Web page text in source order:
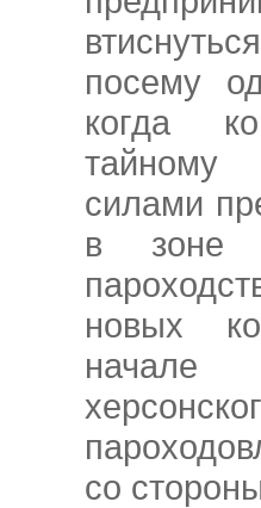
посему
когда
силами
в зоне
новых
со